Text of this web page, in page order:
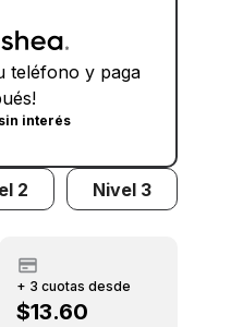
teléfono y paga
interés
2 Nivel 3
+ 3 cuotas desde
$13.60